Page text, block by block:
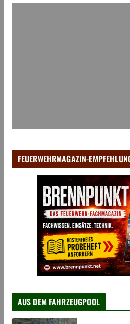
FEUERWEHRMAGAZIN-
AUS DEM FAHRZEUGPOOL